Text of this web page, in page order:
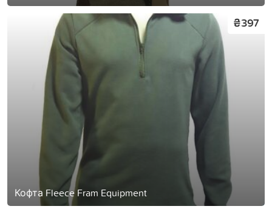
Кофта Fleece Fram Equipment
₴397